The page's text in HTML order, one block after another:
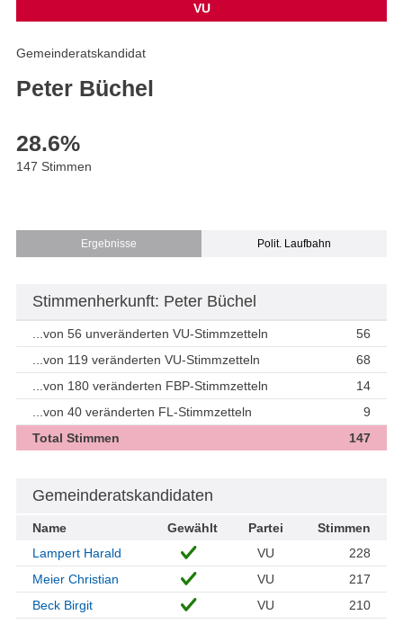
VU
Gemeinderatskandidat
Peter Büchel
28.6%
147 Stimmen
Ergebnisse Polit. Laufbahn
Stimmenherkunft: Peter Büchel
...von 56 unveränderten VU-Stimmzetteln
56
...von 119 veränderten VU-Stimmzetteln
68
...von 180 veränderten FBP-Stimmzetteln
14
...von 40 veränderten FL-Stimmzetteln
9
Total Stimmen
147
Gemeinderatskandidaten
Name Gewählt Partei
Stimmen
Lampert Harald
VU
228
Meier Christian
VU
217
Beck Birgit
VU 210